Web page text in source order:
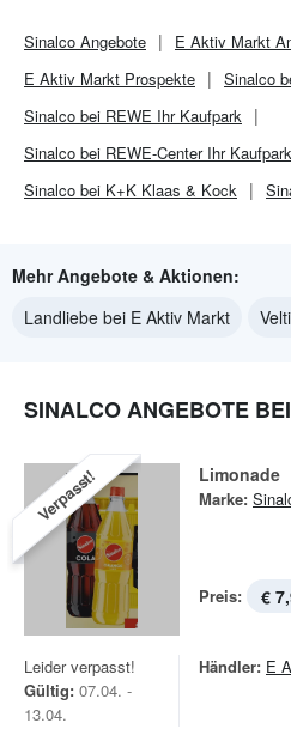
Sinalco Angebote E Aktiv Markt
E Aktiv Markt Prospekte
Sinalco
Sinalco bei REWE Ihr Kaufpark
Sinalco bei REWE-Center Ihr Kaufpark
Sinalco bei K+K Klaas & Kock
Mehr Angebote & Aktionen:
Landliebe bei E Aktiv Markt
SINALCO ANGEBOTE
Verpasst! Limonade
Marke:
Preis: €
Leider verpasst!
Gültig: 07.04. -
13.04.
Händler: E